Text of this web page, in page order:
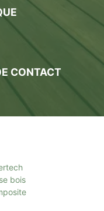
CONTACT
bois